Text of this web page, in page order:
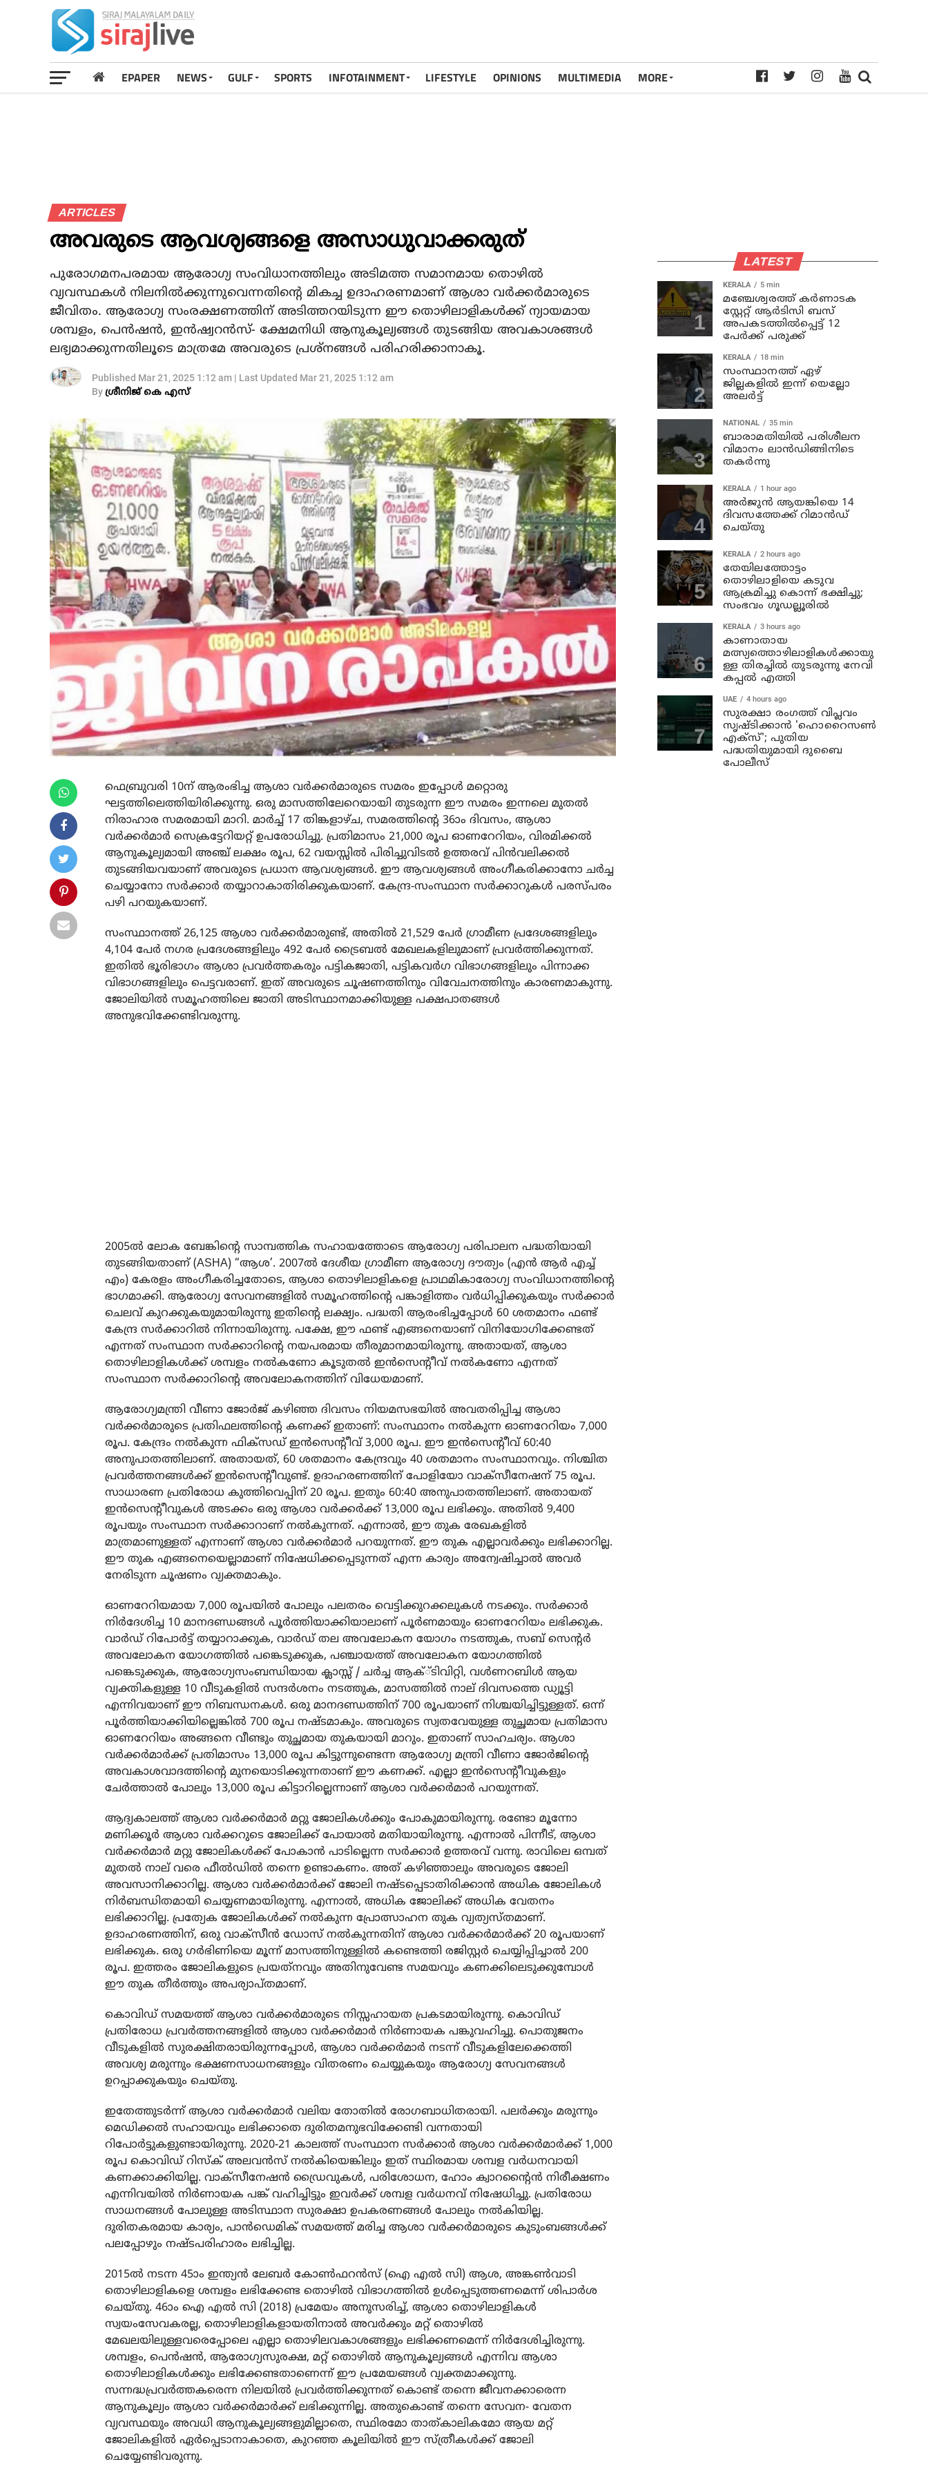
EPAPER NEWS GULF SPORTS INFOTAINMENT LIFESTYLE OPINIONS MULTIMEDIA MORE
ARTICLES
അവരുടെ ആവശ്യങ്ങളെ അസാധുവാക്കരുത്‌
പുരോഗമനപരമായ ആരോഗ്യ സംവിധാനത്തിലും അടിമത്ത സമാനമായ തൊഴില്‍
വ്യവസ്ഥകള്‍ നിലനില്‍ക്കുന്നുവെന്നതിന്റെ മികച്ച ഉദാഹരണമാണ് ആശാ വര്‍ക്കര്‍മാരുടെ
ജീവിതം. ആരോഗ്യ സംരക്ഷണത്തിന് അടിത്തറയിടുന്ന ഈ തൊഴിലാളികള്‍ക്ക് ന്യായമായ
ശമ്പളം, പെന്‍ഷന്‍, ഇന്‍ഷ്വറന്‍സ്- ക്ഷേമനിധി ആനുകൂല്യങ്ങള്‍ തുടങ്ങിയ അവകാശങ്ങള്‍
ലഭ്യമാക്കുന്നതിലൂടെ മാത്രമേ അവരുടെ പ്രശ്‌നങ്ങള്‍ പരിഹരിക്കാനാകൂ.
Published Mar 21, 2025 1:12 am | Last Updated Mar 21, 2025 1:12 am
Byശ്രീനിജ് കെ എസ്‌
ഫെബ്രുവരി 10ന് ആരംഭിച്ച ആശാ വര്‍ക്കര്‍മാരുടെ സമരം ഇപ്പോള്‍ മറ്റൊരു
ഘട്ടത്തിലെത്തിയിരിക്കുന്നു. ഒരു മാസത്തിലേറെയായി തുടരുന്ന ഈ സമരം ഇന്നലെ മുതല്‍
നിരാഹാര സമരമായി മാറി. മാര്‍ച്ച് 17 തിങ്കളാഴ്ച, സമരത്തിന്റെ 36ാം ദിവസം, ആശാ
വര്‍ക്കര്‍മാര്‍ സെക്രട്ടേറിയറ്റ് ഉപരോധിച്ചു. പ്രതിമാസം 21,000 രൂപ ഓണറേറിയം, വിരമിക്കല്‍
ആനുകൂല്യമായി അഞ്ച് ലക്ഷം രൂപ, 62 വയസ്സില്‍ പിരിച്ചുവിടല്‍ ഉത്തരവ് പിന്‍വലിക്കല്‍
തുടങ്ങിയവയാണ് അവരുടെ പ്രധാന ആവശ്യങ്ങള്‍. ഈ ആവശ്യങ്ങള്‍ അംഗീകരിക്കാനോ ചര്‍ച്ച
ചെയ്യാനോ സര്‍ക്കാര്‍ തയ്യാറാകാതിരിക്കുകയാണ്. കേന്ദ്ര-സംസ്ഥാന സര്‍ക്കാറുകള്‍ പരസ്പരം
പഴി പറയുകയാണ്.
സംസ്ഥാനത്ത് 26,125 ആശാ വര്‍ക്കര്‍മാരുണ്ട്, അതില്‍ 21,529 പേര്‍ ഗ്രാമീണ പ്രദേശങ്ങളിലും
4,104 പേര്‍ നഗര പ്രദേശങ്ങളിലും 492 പേര്‍ ട്രൈബല്‍ മേഖലകളിലുമാണ് പ്രവര്‍ത്തിക്കുന്നത്.
ഇതില്‍ ഭൂരിഭാഗം ആശാ പ്രവര്‍ത്തകരും പട്ടികജാതി, പട്ടികവര്‍ഗ വിഭാഗങ്ങളിലും പിന്നാക്ക
വിഭാഗങ്ങളിലും പെട്ടവരാണ്. ഇത് അവരുടെ ചൂഷണത്തിനും വിവേചനത്തിനും കാരണമാകുന്നു.
ജോലിയില്‍ സമൂഹത്തിലെ ജാതി അടിസ്ഥാനമാക്കിയുള്ള പക്ഷപാതങ്ങള്‍
അനുഭവിക്കേണ്ടിവരുന്നു.
2005ല്‍ ലോക ബേങ്കിന്റെ സാമ്പത്തിക സഹായത്തോടെ ആരോഗ്യ പരിപാലന പദ്ധതിയായി
തുടങ്ങിയതാണ് (ASHA) “ആശ’. 2007ല്‍ ദേശീയ ഗ്രാമീണ ആരോഗ്യ ദൗത്യം (എന്‍ ആര്‍ എച്ച്
എം) കേരളം അംഗീകരിച്ചതോടെ, ആശാ തൊഴിലാളികളെ പ്രാഥമികാരോഗ്യ സംവിധാനത്തിന്റെ
ഭാഗമാക്കി. ആരോഗ്യ സേവനങ്ങളില്‍ സമൂഹത്തിന്റെ പങ്കാളിത്തം വര്‍ധിപ്പിക്കുകയും സര്‍ക്കാര്‍
ചെലവ് കുറക്കുകയുമായിരുന്നു ഇതിന്റെ ലക്ഷ്യം. പദ്ധതി ആരംഭിച്ചപ്പോള്‍ 60 ശതമാനം ഫണ്ട്
കേന്ദ്ര സര്‍ക്കാറില്‍ നിന്നായിരുന്നു. പക്ഷേ, ഈ ഫണ്ട് എങ്ങനെയാണ് വിനിയോഗിക്കേണ്ടത്
എന്നത് സംസ്ഥാന സര്‍ക്കാറിന്റെ നയപരമായ തീരുമാനമായിരുന്നു. അതായത്, ആശാ
തൊഴിലാളികള്‍ക്ക് ശമ്പളം നല്‍കണോ കൂടുതല്‍ ഇന്‍സെന്റീവ് നല്‍കണോ എന്നത്
സംസ്ഥാന സര്‍ക്കാറിന്റെ അവലോകനത്തിന് വിധേയമാണ്.
ആരോഗ്യമന്ത്രി വീണാ ജോര്‍ജ് കഴിഞ്ഞ ദിവസം നിയമസഭയില്‍ അവതരിപ്പിച്ച ആശാ
വര്‍ക്കര്‍മാരുടെ പ്രതിഫലത്തിന്റെ കണക്ക് ഇതാണ്: സംസ്ഥാനം നല്‍കുന്ന ഓണറേറിയം 7,000
രൂപ. കേന്ദ്രം നല്‍കുന്ന ഫിക്‌സഡ് ഇന്‍സെന്റീവ് 3,000 രൂപ. ഈ ഇന്‍സെന്റീവ് 60:40
അനുപാതത്തിലാണ്. അതായത്, 60 ശതമാനം കേന്ദ്രവും 40 ശതമാനം സംസ്ഥാനവും. നിശ്ചിത
പ്രവര്‍ത്തനങ്ങള്‍ക്ക് ഇന്‍സെന്റീവുണ്ട്. ഉദാഹരണത്തിന് പോളിയോ വാക്‌സീനേഷന് 75 രൂപ.
സാധാരണ പ്രതിരോധ കുത്തിവെപ്പിന് 20 രൂപ. ഇതും 60:40 അനുപാതത്തിലാണ്. അതായത്
ഇന്‍സെന്റീവുകള്‍ അടക്കം ഒരു ആശാ വര്‍ക്കര്‍ക്ക് 13,000 രൂപ ലഭിക്കും. അതില്‍ 9,400
രൂപയും സംസ്ഥാന സര്‍ക്കാറാണ് നല്‍കുന്നത്. എന്നാല്‍, ഈ തുക രേഖകളില്‍
മാത്രമാണുള്ളത് എന്നാണ് ആശാ വര്‍ക്കര്‍മാര്‍ പറയുന്നത്. ഈ തുക എല്ലാവര്‍ക്കും ലഭിക്കാറില്ല.
ഈ തുക എങ്ങനെയെല്ലാമാണ് നിഷേധിക്കപ്പെടുന്നത് എന്ന കാര്യം അന്വേഷിച്ചാല്‍ അവര്‍
നേരിടുന്ന ചൂഷണം വ്യക്തമാകും.
ഓണറേറിയമായ 7,000 രൂപയില്‍ പോലും പലതരം വെട്ടിക്കുറക്കലുകള്‍ നടക്കും. സര്‍ക്കാര്‍
നിര്‍ദേശിച്ച 10 മാനദണ്ഡങ്ങള്‍ പൂര്‍ത്തിയാക്കിയാലാണ് പൂര്‍ണമായും ഓണറേറിയം ലഭിക്കുക.
വാര്‍ഡ് റിപോര്‍ട്ട് തയ്യാറാക്കുക, വാര്‍ഡ് തല അവലോകന യോഗം നടത്തുക, സബ് സെന്റര്‍
അവലോകന യോഗത്തില്‍ പങ്കെടുക്കുക, പഞ്ചായത്ത് അവലോകന യോഗത്തില്‍
പങ്കെടുക്കുക, ആരോഗ്യസംബന്ധിയായ ക്ലാസ്സ് / ചര്‍ച്ച ആക്്ടിവിറ്റി, വൾണറബിള്‍ ആയ
വ്യക്തികളുള്ള 10 വീടുകളില്‍ സന്ദര്‍ശനം നടത്തുക, മാസത്തില്‍ നാല് ദിവസത്തെ ഡ്യൂട്ടി
എന്നിവയാണ് ഈ നിബന്ധനകള്‍. ഒരു മാനദണ്ഡത്തിന് 700 രൂപയാണ് നിശ്ചയിച്ചിട്ടുള്ളത്. ഒന്ന്
പൂര്‍ത്തിയാക്കിയില്ലെങ്കില്‍ 700 രൂപ നഷ്ടമാകും. അവരുടെ സ്വതവേയുള്ള തുച്ഛമായ പ്രതിമാസ
ഓണറേറിയം അങ്ങനെ വീണ്ടും തുച്ഛമായ തുകയായി മാറും. ഇതാണ് സാഹചര്യം. ആശാ
വര്‍ക്കര്‍മാര്‍ക്ക് പ്രതിമാസം 13,000 രൂപ കിട്ടുന്നുണ്ടെന്ന ആരോഗ്യ മന്ത്രി വീണാ ജോര്‍ജിന്റെ
അവകാശവാദത്തിന്റെ മുനയൊടിക്കുന്നതാണ് ഈ കണക്ക്. എല്ലാ ഇന്‍സെന്റീവുകളും
ചേര്‍ത്താല്‍ പോലും 13,000 രൂപ കിട്ടാറില്ലെന്നാണ് ആശാ വര്‍ക്കര്‍മാര്‍ പറയുന്നത്.
ആദ്യകാലത്ത് ആശാ വര്‍ക്കര്‍മാർ മറ്റു ജോലികള്‍ക്കും പോകുമായിരുന്നു. രണ്ടോ മൂന്നോ
മണിക്കൂര്‍ ആശാ വര്‍ക്കറുടെ ജോലിക്ക് പോയാല്‍ മതിയായിരുന്നു. എന്നാല്‍ പിന്നീട്, ആശാ
വര്‍ക്കര്‍മാര്‍ മറ്റു ജോലികള്‍ക്ക് പോകാന്‍ പാടില്ലെന്ന സര്‍ക്കാര്‍ ഉത്തരവ് വന്നു. രാവിലെ ഒമ്പത്
മുതല്‍ നാല് വരെ ഫീല്‍ഡില്‍ തന്നെ ഉണ്ടാകണം. അത് കഴിഞ്ഞാലും അവരുടെ ജോലി
അവസാനിക്കാറില്ല. ആശാ വര്‍ക്കര്‍മാര്‍ക്ക് ജോലി നഷ്ടപ്പെടാതിരിക്കാന്‍ അധിക ജോലികള്‍
നിര്‍ബന്ധിതമായി ചെയ്യണമായിരുന്നു. എന്നാല്‍, അധിക ജോലിക്ക് അധിക വേതനം
ലഭിക്കാറില്ല. പ്രത്യേക ജോലികള്‍ക്ക് നല്‍കുന്ന പ്രോത്സാഹന തുക വ്യത്യസ്തമാണ്.
ഉദാഹരണത്തിന്, ഒരു വാക്സീന്‍ ഡോസ് നല്‍കുന്നതിന് ആശാ വര്‍ക്കര്‍മാര്‍ക്ക് 20 രൂപയാണ്
ലഭിക്കുക. ഒരു ഗര്‍ഭിണിയെ മൂന്ന് മാസത്തിനുള്ളില്‍ കണ്ടെത്തി രജിസ്റ്റര്‍ ചെയ്യിപ്പിച്ചാല്‍ 200
രൂപ. ഇത്തരം ജോലികളുടെ പ്രയത്‌നവും അതിനുവേണ്ട സമയവും കണക്കിലെടുക്കുമ്പോള്‍
ഈ തുക തീര്‍ത്തും അപര്യാപ്തമാണ്.
കൊവിഡ് സമയത്ത് ആശാ വര്‍ക്കര്‍മാരുടെ നിസ്സഹായത പ്രകടമായിരുന്നു. കൊവിഡ്
പ്രതിരോധ പ്രവര്‍ത്തനങ്ങളില്‍ ആശാ വര്‍ക്കര്‍മാര്‍ നിര്‍ണായക പങ്കുവഹിച്ചു. പൊതുജനം
വീടുകളില്‍ സുരക്ഷിതരായിരുന്നപ്പോള്‍, ആശാ വര്‍ക്കര്‍മാര്‍ നടന്ന് വീടുകളിലേക്കെത്തി
അവശ്യ മരുന്നും ഭക്ഷണസാധനങ്ങളും വിതരണം ചെയ്യുകയും ആരോഗ്യ സേവനങ്ങള്‍
ഉറപ്പാക്കുകയും ചെയ്തു.
ഇതേത്തുടര്‍ന്ന് ആശാ വര്‍ക്കര്‍മാര്‍ വലിയ തോതില്‍ രോഗബാധിതരായി. പലര്‍ക്കും മരുന്നും
മെഡിക്കല്‍ സഹായവും ലഭിക്കാതെ ദുരിതമനുഭവിക്കേണ്ടി വന്നതായി
റിപോര്‍ട്ടുകളുണ്ടായിരുന്നു. 2020-21 കാലത്ത് സംസ്ഥാന സര്‍ക്കാര്‍ ആശാ വര്‍ക്കര്‍മാര്‍ക്ക് 1,000
രൂപ കൊവിഡ് റിസ്‌ക് അലവന്‍സ് നല്‍കിയെങ്കിലും ഇത് സ്ഥിരമായ ശമ്പള വര്‍ധനവായി
കണക്കാക്കിയില്ല. വാക്‌സീനേഷന്‍ ഡ്രൈവുകള്‍, പരിശോധന, ഹോം ക്വാറന്റൈന്‍ നിരീക്ഷണം
എന്നിവയില്‍ നിര്‍ണായക പങ്ക് വഹിച്ചിട്ടും ഇവര്‍ക്ക് ശമ്പള വര്‍ധനവ് നിഷേധിച്ചു. പ്രതിരോധ
സാധനങ്ങള്‍ പോലുള്ള അടിസ്ഥാന സുരക്ഷാ ഉപകരണങ്ങള്‍ പോലും നല്‍കിയില്ല.
ദുരിതകരമായ കാര്യം, പാന്‍ഡെമിക് സമയത്ത് മരിച്ച ആശാ വര്‍ക്കര്‍മാരുടെ കുടുംബങ്ങള്‍ക്ക്
പലപ്പോഴും നഷ്ടപരിഹാരം ലഭിച്ചില്ല.
2015ല്‍ നടന്ന 45ാം ഇന്ത്യന്‍ ലേബര്‍ കോണ്‍ഫറന്‍സ് (ഐ എല്‍ സി) ആശ, അങ്കൺവാടി
തൊഴിലാളികളെ ശമ്പളം ലഭിക്കേണ്ട തൊഴില്‍ വിഭാഗത്തില്‍ ഉള്‍പ്പെടുത്തണമെന്ന് ശിപാര്‍ശ
ചെയ്തു. 46ാം ഐ എല്‍ സി (2018) പ്രമേയം അനുസരിച്ച്, ആശാ തൊഴിലാളികള്‍
സ്വയംസേവകരല്ല, തൊഴിലാളികളായതിനാല്‍ അവര്‍ക്കും മറ്റ് തൊഴില്‍
മേഖലയിലുള്ളവരെപ്പോലെ എല്ലാ തൊഴിലവകാശങ്ങളും ലഭിക്കണമെന്ന് നിര്‍ദേശിച്ചിരുന്നു.
ശമ്പളം, പെന്‍ഷന്‍, ആരോഗ്യസുരക്ഷ, മറ്റ് തൊഴില്‍ ആനുകൂല്യങ്ങള്‍ എന്നിവ ആശാ
തൊഴിലാളികള്‍ക്കും ലഭിക്കേണ്ടതാണെന്ന് ഈ പ്രമേയങ്ങള്‍ വ്യക്തമാക്കുന്നു.
സന്നദ്ധപ്രവര്‍ത്തകരെന്ന നിലയില്‍ പ്രവര്‍ത്തിക്കുന്നത് കൊണ്ട് തന്നെ ജീവനക്കാരെന്ന
ആനുകൂല്യം ആശാ വര്‍ക്കര്‍മാര്‍ക്ക് ലഭിക്കുന്നില്ല. അതുകൊണ്ട് തന്നെ സേവന- വേതന
വ്യവസ്ഥയും അവധി ആനുകൂല്യങ്ങളുമില്ലാതെ, സ്ഥിരമോ താത്കാലികമോ ആയ മറ്റ്
ജോലികളില്‍ ഏര്‍പ്പെടാനാകാതെ, കുറഞ്ഞ കൂലിയില്‍ ഈ സ്ത്രീകള്‍ക്ക് ജോലി
ചെയ്യേണ്ടിവരുന്നു.
LATEST
KERALA 5 min
മഞ്ചേശ്വരത്ത് കര്‍ണാടക
സ്റ്റേറ്റ് ആര്‍ടിസി ബസ്
അപകടത്തില്‍പ്പെട്ട് 12
പേര്‍ക്ക് പരുക്ക്
KERALA 18 min
സംസ്ഥാനത്ത് ഏഴ്
ജില്ലകളില്‍ ഇന്ന് യെല്ലോ
അലര്‍ട്ട്
NATIONAL 35 min
ബാരാമതിയില്‍ പരിശീലന
വിമാനം ലാന്‍ഡിങ്ങിനിടെ
തകര്‍ന്നു
KERALA 1 hour ago
അര്‍ജുന്‍ ആയങ്കിയെ 14
ദിവസത്തേക്ക് റിമാൻഡ്
ചെയ്തു
KERALA 2 hours ago
തേയിലത്തോട്ടം
തൊഴിലാളിയെ കടുവ
ആക്രമിച്ചു കൊന്ന് ഭക്ഷിച്ചു;
സംഭവം ഗൂഡല്ലൂരില്‍
KERALA 3 hours ago
കാണാതായ
മത്സ്യത്തൊഴിലാളികള്‍ക്കായു
ള്ള തിരച്ചില്‍ തുടരുന്നു നേവി
കപ്പല്‍ എത്തി
UAE 4 hours ago
സുരക്ഷാ രംഗത്ത് വിപ്ലവം
സൃഷ്ടിക്കാന്‍ 'ഹൊറൈസണ്‍
എക്‌സ്'; പുതിയ
പദ്ധതിയുമായി ദുബൈ
പോലീസ്